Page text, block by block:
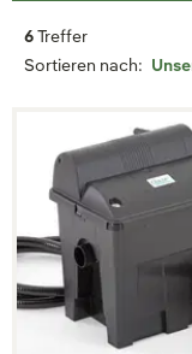
6Treffer
Sortieren nach: